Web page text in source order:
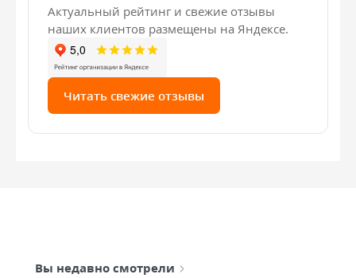
Актуальный рейтинг и свежие отзывы
наших клиентов размещены на Яндексе.
Читать свежие отзывы
Вы недавно смотрели